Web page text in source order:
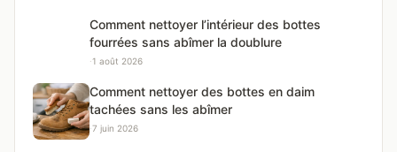
Comment nettoyer l’intérieur des bottes
fourrées sans abîmer la doublure
·1 août 2026
Comment nettoyer des bottes en daim
tachées sans les abîmer
·7 juin 2026